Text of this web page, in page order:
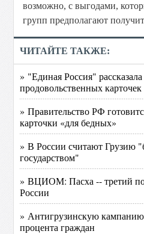
возможно, с выгодами,
групп предполагают
ЧИТАЙТЕ ТАКЖЕ:
» "Единая Россия"
продовольственных карточек
» Правительство РФ
карточки «для бедных»
» В России считают Грузию
государством"
» ВЦИОМ: Пасха -- третий по
России
» Антигрузинскую
процента граждан